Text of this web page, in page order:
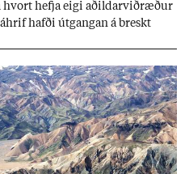
hvort hefja eigi að­ild­ar­við­ræð­ur
hafði út­gang­an á breskt